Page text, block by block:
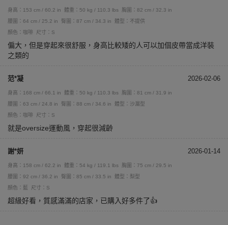
身高：153 cm / 60.2 in 體重：50 kg / 110.3 lbs
胸圍：82 cm / 32.3 in
腰圍：64 cm / 25.2 in
臀圍：87 cm / 34.3 in
體型：不提供
顏色：咖啡
尺寸：S
偏大，但是穿起來很舒服，身高比較矮的人可以加個皮帶當成洋裝
之類的
范*凝 2026-02-06
身高：168 cm / 66.1 in 體重：50 kg / 110.3 lbs
胸圍：81 cm / 31.9 in
腰圍：63 cm / 24.8 in
臀圍：88 cm / 34.6 in
體型：沙漏型
顏色：咖啡
尺寸：S
就是oversize運動風，穿起很減齡
謝*妍 2026-01-14
身高：158 cm / 62.2 in 體重：54 kg / 119.1 lbs
胸圍：75 cm / 29.5 in
腰圍：92 cm / 36.2 in
臀圍：85 cm / 33.5 in
體型：梨型
顏色：藍
尺寸：S
超級好看，質感滿滿的店家，已購入好多件了👍